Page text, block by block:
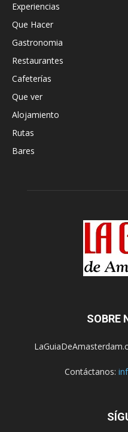
Experiencias
Que Hacer
Gastronomia
Restaurantes
Cafeterías
Que ver
Alojamiento
Rutas
Bares
SOBRE
Contáctanos: